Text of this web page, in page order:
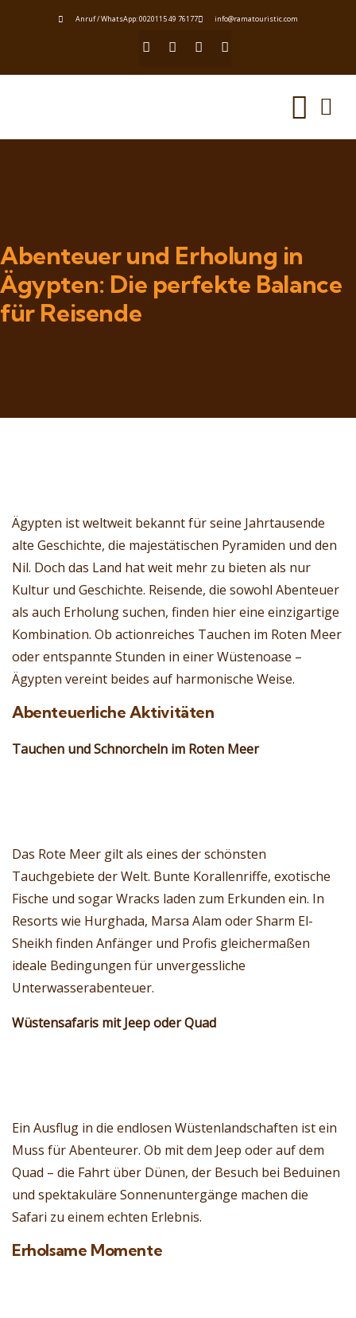
Anruf / WhatsApp: 0020115 49 76177 info@ramatouristic.com
Abenteuer und Erholung in
Ägypten: Die perfekte Balance
für Reisende
Ägypten ist weltweit bekannt für seine Jahrtausende
alte Geschichte, die majestätischen Pyramiden und den
Nil. Doch das Land hat weit mehr zu bieten als nur
Kultur und Geschichte. Reisende, die sowohl Abenteuer
als auch Erholung suchen, finden hier eine einzigartige
Kombination. Ob actionreiches Tauchen im Roten Meer
oder entspannte Stunden in einer Wüstenoase –
Ägypten vereint beides auf harmonische Weise.
Abenteuerliche Aktivitäten
Tauchen und Schnorcheln im Roten Meer
Das Rote Meer gilt als eines der schönsten
Tauchgebiete der Welt. Bunte Korallenriffe, exotische
Fische und sogar Wracks laden zum Erkunden ein. In
Resorts wie Hurghada, Marsa Alam oder Sharm El-
Sheikh finden Anfänger und Profis gleichermaßen
ideale Bedingungen für unvergessliche
Unterwasserabenteuer.
Wüstensafaris mit Jeep oder Quad
Ein Ausflug in die endlosen Wüstenlandschaften ist ein
Muss für Abenteurer. Ob mit dem Jeep oder auf dem
Quad – die Fahrt über Dünen, der Besuch bei Beduinen
und spektakuläre Sonnenuntergänge machen die
Safari zu einem echten Erlebnis.
Erholsame Momente